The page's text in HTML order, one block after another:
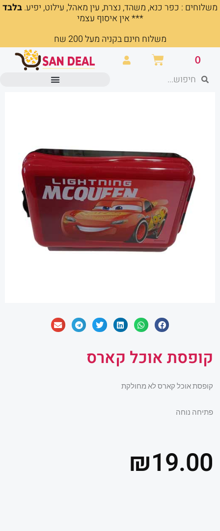
דילוג
משלוחים : כפר כנא, משהד, נצרת, עין מאהל, עילוט, יפיע.בלבד
*** אין איסוף עצמי
משלוח חינם בקניה מעל 200 שח
0 עגלת
קניות חיפושחיפוש
קופסת אוכל קארס
קופסת אוכל קארס לא מחולקת
פתיחה נוחה
₪19.00